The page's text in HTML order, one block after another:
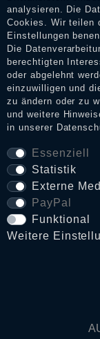
Impressum
AGB
Widerrufs­recht
VERTRAG
© Copyright
analysieren. Die
Cookies. Wir teilen
Einstellungen
Die
berechtigten
oder abgelehnt
einzuwilligen und
zu ändern oder zu
und weitere
in unserer
Essenziell
Statistik
Externe
PayPal
Funktional
Weitere